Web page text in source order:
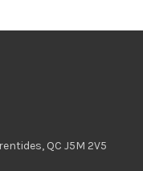
QC J5M 2V5